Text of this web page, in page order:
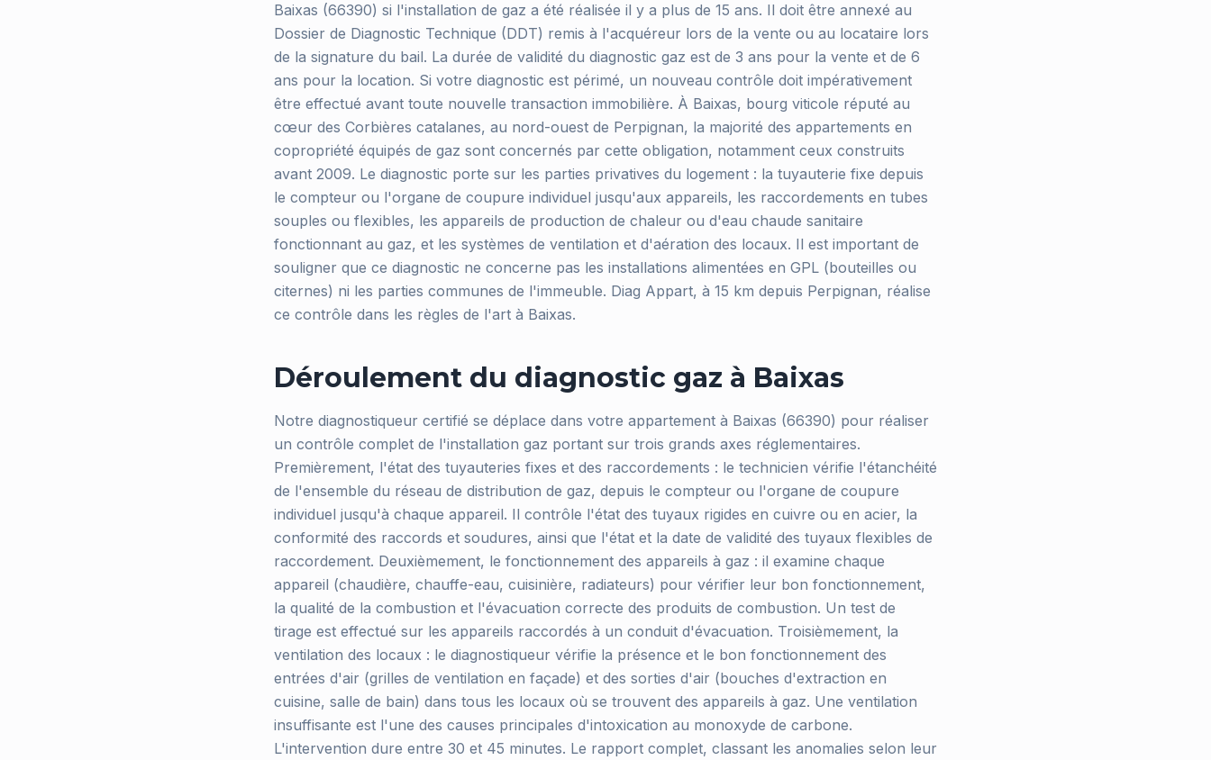
Baixas (66390) si l'installation de gaz a été réalisée il y a plus de 15 ans. Il doit être annexé au
Dossier de Diagnostic Technique (DDT) remis à l'acquéreur lors de la vente ou au locataire lors
de la signature du bail. La durée de validité du diagnostic gaz est de 3 ans pour la vente et de 6
ans pour la location. Si votre diagnostic est périmé, un nouveau contrôle doit impérativement
être effectué avant toute nouvelle transaction immobilière. À Baixas, bourg viticole réputé au
cœur des Corbières catalanes, au nord-ouest de Perpignan, la majorité des appartements en
copropriété équipés de gaz sont concernés par cette obligation, notamment ceux construits
avant 2009. Le diagnostic porte sur les parties privatives du logement : la tuyauterie fixe depuis
le compteur ou l'organe de coupure individuel jusqu'aux appareils, les raccordements en tubes
souples ou flexibles, les appareils de production de chaleur ou d'eau chaude sanitaire
fonctionnant au gaz, et les systèmes de ventilation et d'aération des locaux. Il est important de
souligner que ce diagnostic ne concerne pas les installations alimentées en GPL (bouteilles ou
citernes) ni les parties communes de l'immeuble. Diag Appart, à 15 km depuis Perpignan, réalise
ce contrôle dans les règles de l'art à Baixas.
Déroulement du diagnostic gaz à Baixas
Notre diagnostiqueur certifié se déplace dans votre appartement à Baixas (66390) pour réaliser
un contrôle complet de l'installation gaz portant sur trois grands axes réglementaires.
Premièrement, l'état des tuyauteries fixes et des raccordements : le technicien vérifie l'étanchéité
de l'ensemble du réseau de distribution de gaz, depuis le compteur ou l'organe de coupure
individuel jusqu'à chaque appareil. Il contrôle l'état des tuyaux rigides en cuivre ou en acier, la
conformité des raccords et soudures, ainsi que l'état et la date de validité des tuyaux flexibles de
raccordement. Deuxièmement, le fonctionnement des appareils à gaz : il examine chaque
appareil (chaudière, chauffe-eau, cuisinière, radiateurs) pour vérifier leur bon fonctionnement,
la qualité de la combustion et l'évacuation correcte des produits de combustion. Un test de
tirage est effectué sur les appareils raccordés à un conduit d'évacuation. Troisièmement, la
ventilation des locaux : le diagnostiqueur vérifie la présence et le bon fonctionnement des
entrées d'air (grilles de ventilation en façade) et des sorties d'air (bouches d'extraction en
cuisine, salle de bain) dans tous les locaux où se trouvent des appareils à gaz. Une ventilation
insuffisante est l'une des causes principales d'intoxication au monoxyde de carbone.
L'intervention dure entre 30 et 45 minutes. Le rapport complet, classant les anomalies selon leur